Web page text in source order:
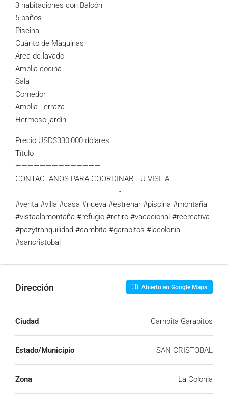
3 habitaciones con Balcón
5 baños
Piscina
Cuánto de Màquinas
Área de lavado
Amplia cocina
Sala
Comedor
Amplia Terraza
Hermoso jardín
Precio USD$330,000 dólares
Título
——————————————-
CONTACTANOS PARA COORDINAR TU VISITA
—————————————————-
#venta #villa #casa #nueva #estrenar #piscina #montaña
#vistaalamontaña #refugio #retiro #vacacional #recreativa
#pazytranquilidad #cambita #garabitos #lacolonia
#sancristobal
Dirección Abierto en Google Maps
Ciudad Cambita Garabitos
Estado/Municipio SAN CRISTOBAL
Zona La Colonia